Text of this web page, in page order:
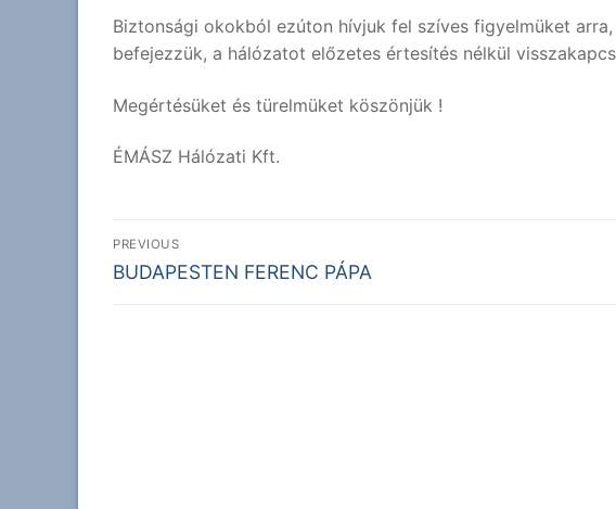
Biztonsági okokból ezúton hívjuk fel szíves figyelmüket
befejezzük, a hálózatot előzetes értesítés nélkül
Megértésüket és türelmüket köszönjük !
ÉMÁSZ Hálózati Kft.
Bejegyzés
navigáció
PREVIOUS
Previous
BUDAPESTEN FERENC PÁPA